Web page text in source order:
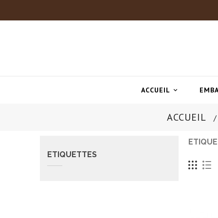

ACCUEIL
ACCUEIL
ETIQUETTES